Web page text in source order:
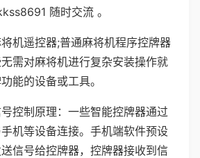
随时交流 。
机遥控器;普通麻将机程序控牌器
需对麻将机进行复杂安装操作就
能的设备或工具。
控制原理：一些智能控牌器通过
机等设备连接。手机端软件预设
信号给控牌器，控牌器接收到信